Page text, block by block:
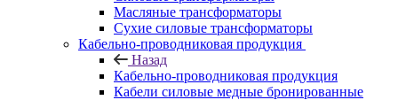
Масляные трансформаторы
Сухие силовые трансформаторы
Кабельно-проводниковая продукция
Назад
Кабельно-проводниковая продукция
Кабели силовые медные бронированные